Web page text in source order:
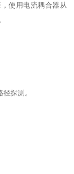
使用电流耦合器从
探测。